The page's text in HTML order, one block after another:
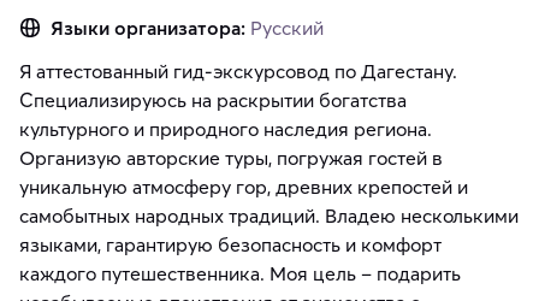
Языки организатора: Русский
Я аттестованный гид-экскурсовод по Дагестану.
Специализируюсь на раскрытии богатства
культурного и природного наследия региона.
Организую авторские туры, погружая гостей в
уникальную атмосферу гор, древних крепостей и
самобытных народных традиций. Владею несколькими
языками, гарантирую безопасность и комфорт
каждого путешественника. Моя цель – подарить